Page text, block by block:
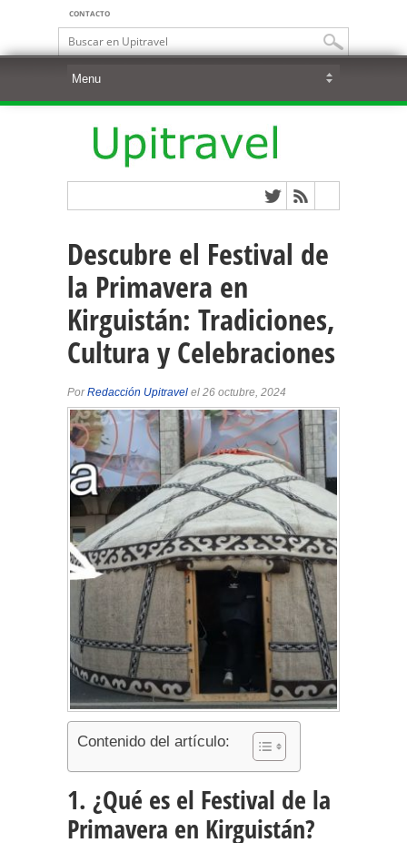
CONTACTO
Descubre el Festival de
la Primavera en
Kirguistán: Tradiciones,
Cultura y Celebraciones
PorRedacción Upitravel el 26 octubre, 2024
Contenido del artículo:
1. ¿Qué es el Festival de la
Primavera en Kirguistán?